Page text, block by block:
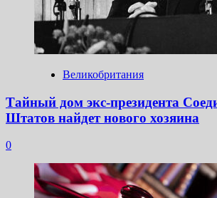
Великобритания
Тайный дом экс-президента
Штатов найдет нового хозяина
0